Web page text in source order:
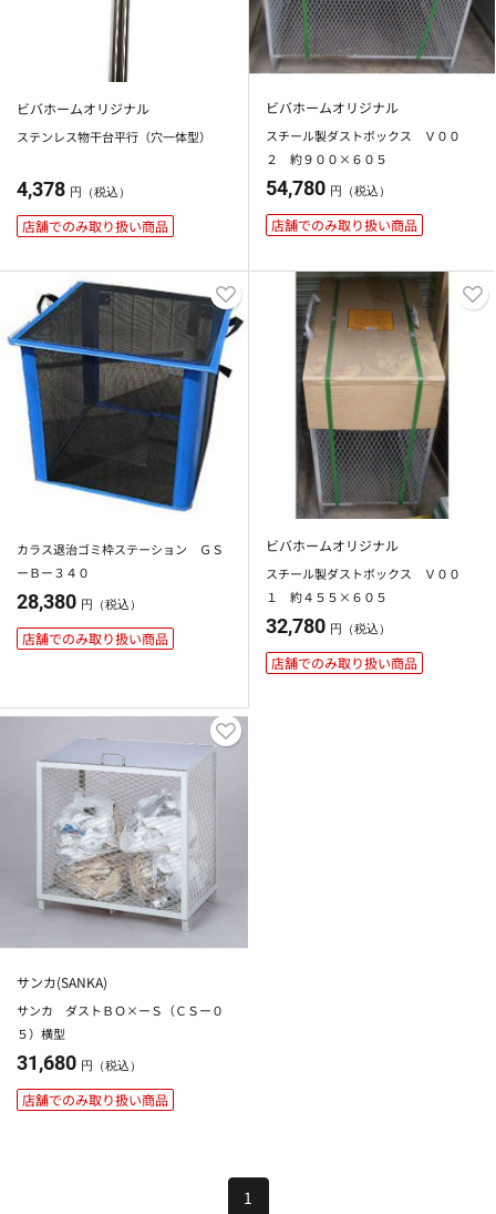
ビバホームオリジナル
ステンレス物干台平行（穴一体型）
4,378 円（税込）
店舗でのみ取り扱い商品
ビバホームオリジナル
スチール製ダストボックス Ｖ００
２ 約９００×６０５
54,780 円（税込）
店舗でのみ取り扱い商品
カラス退治ゴミ枠ステーション ＧＳ
ーＢー３４０
28,380 円（税込）
店舗でのみ取り扱い商品
ビバホームオリジナル
スチール製ダストボックス Ｖ００
１ 約４５５×６０５
32,780 円（税込）
店舗でのみ取り扱い商品
サンカ(SANKA)
サンカ ダストＢＯ×ーＳ（ＣＳー０
５）横型
31,680 円（税込）
店舗でのみ取り扱い商品
1